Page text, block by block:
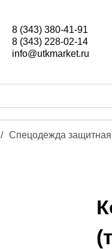
8 (343) 380-41-91
8 (343) 228-02-14
info@utkmarket.ru
/ Спецодежда защитная